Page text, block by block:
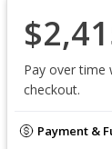
Pay over time
checkout.
Payment &